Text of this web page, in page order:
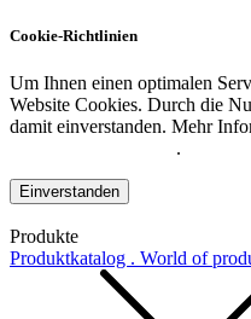
Cookie-Richtlinien
Um Ihnen einen optimalen
Website Cookies. Durch die
damit einverstanden. Mehr
.
Einverstanden
Produkte
Produktkatalog . World of